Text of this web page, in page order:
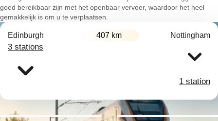
goed bereikbaar zijn met het openbaar vervoer, waardoor het heel
gemakkelijk is om u te verplaatsen.
Edinburgh 407 km Nottingham
3 stations
1 station